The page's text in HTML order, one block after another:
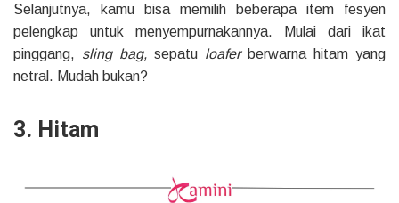
Selanjutnya, kamu bisa memilih beberapa item fesyen
pelengkap untuk menyempurnakannya. Mulai dari ikat
pinggang, sling bag, sepatu loafer berwarna hitam yang
netral. Mudah bukan?
3. Hitam